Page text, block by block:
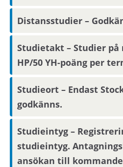
Om hyran
Kostnad för hushållsel
finns i varje lägenhet och
förbrukade elen kommer
Fiber är indraget i varje
tecknar själv ett avtal.
Angiven hyra avser 2026
Distansstudier –
Studietakt – Studier på
HP/50 YH-poäng per
Studieort – Endast
godkänns.
Studieintyg –
studieintyg.
ansökan till